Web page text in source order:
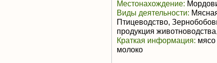
Местонахождение:
Виды деятельности:
Птицеводство,
продукция
Краткая информация: мясо
молоко